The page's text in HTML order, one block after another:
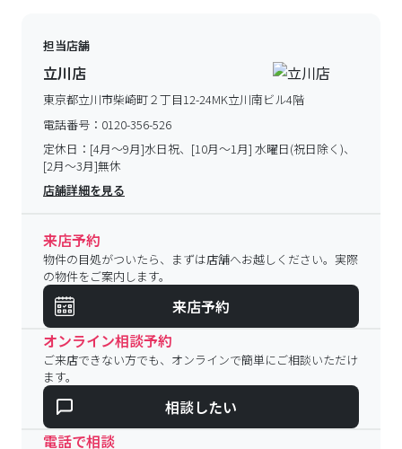
担当店舗
立川店
東京都立川市柴崎町２丁目12-24MK立川南ビル4階
電話番号： 0120-356-526
定休日： [4月～9月]水日祝、[10月～1月] 水曜日(祝日除く)、
[2月～3月]無休
店舗詳細を見る
来店予約
物件の目処がついたら、まずは店舗へお越しください。実際
の物件をご案内します。
来店予約
オンライン相談予約
ご来店できない方でも、オンラインで簡単にご相談いただけ
ます。
相談したい
電話で相談